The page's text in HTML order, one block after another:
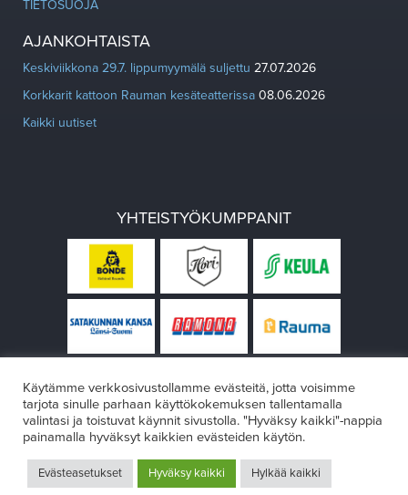
TIETOSUOJA
AJANKOHTAISTA
Keskiviikkona 29.7. lippumyymälä suljettu 27.07.2026
Korkkarit kattoon Rauman kesäteatterissa 08.06.2026
Kaikki uutiset
YHTEISTYÖKUMPPANIT
Design:VÄRIKÄS
Käytämme verkkosivustollamme evästeitä, jotta voisimme
tarjota sinulle parhaan käyttökokemuksen tallentamalla
valintasi ja toistuvat käynnit sivustolla. "Hyväksy kaikki"-nappia
painamalla hyväksyt kaikkien evästeiden käytön.
Evästeasetukset Hyväksy kaikki Hylkää kaikki